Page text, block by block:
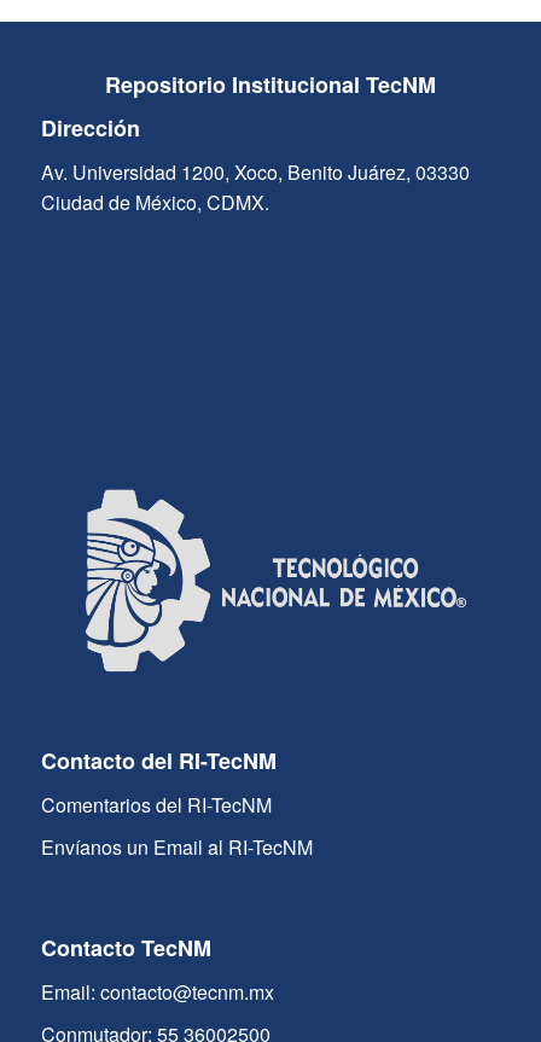
Repositorio Institucional TecNM
Dirección
Av. Universidad 1200, Xoco, Benito Juárez, 03330
Ciudad de México, CDMX.
Contacto del RI-TecNM
Comentarios del RI-TecNM
Envíanos un Email al RI-TecNM
Contacto TecNM
Email: contacto@tecnm.mx
Conmutador: 55 36002500